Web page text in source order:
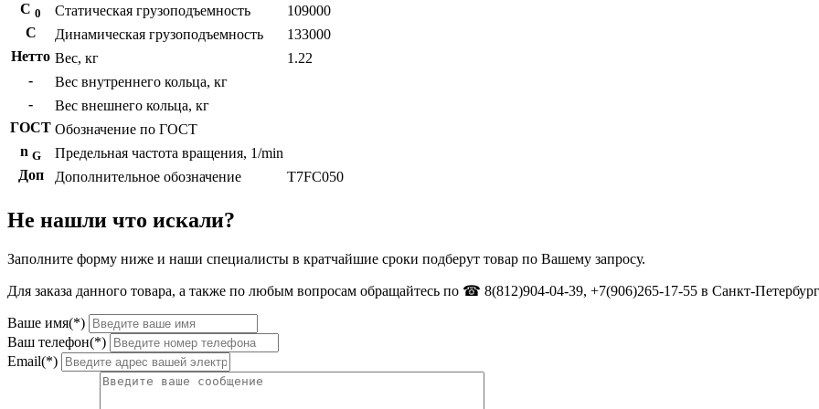
С 0 Статическая грузоподъемность
109000
C
Динамическая грузоподъемность
133000
Нетто Вес, кг
1.22
-
Вес внутреннего кольца, кг
-
Вес внешнего кольца, кг
ГОСТ Обозначение по ГОСТ
n G
Предельная частота вращения, 1/min
Доп
Дополнительное обозначение T7FC050
Не нашли что искали?
Заполните форму ниже и наши специалисты в кратчайшие сроки подберут товар по Вашему запросу.
Для заказа данного товара, а также по любым вопросам обращайтесь по ☎ 8(812)904-04-39, +7(906)265-17-55 в Санкт-
Ваше имя(*)
Ваш телефон(*)
Email(*)